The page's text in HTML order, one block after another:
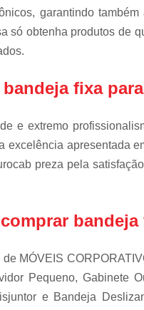
Régua pdu
Suporte para
garantindo
só obtenha produtos de
fixa
e extremo
excelência apresentada
preza pela
MÓVEIS
Pequeno, Gabinete
e Bandeja